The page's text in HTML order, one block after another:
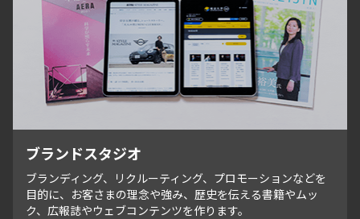
ブランドスタジオ
ブランディング、リクルーティング、プロモーションなどを
目的に、お客さまの理念や強み、歴史を伝える書籍やムッ
ク、広報誌やウェブコンテンツを作ります。